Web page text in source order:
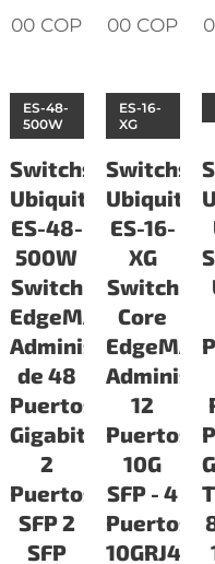
00 COP
00 COP
Switchs
Ubiquiti
ES-48-
500W
Switch
EdgeMAX
Administrable
de 48
Puertos
Gigabit
2
Puertos
SFP 2
SFP
ES-48-
500W
Switchs
Ubiquiti
ES-16-
XG
Switch
Core
EdgeMAX
12
Puertos
10G
SFP - 4
Puertos
10GRJ45
ES-16-
XG